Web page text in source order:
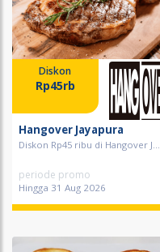
Diskon
Rp45rb
Hangover Jayapura
Diskon Rp45 ribu di Hangover J...
periode promo
Hingga 31 Aug 2026